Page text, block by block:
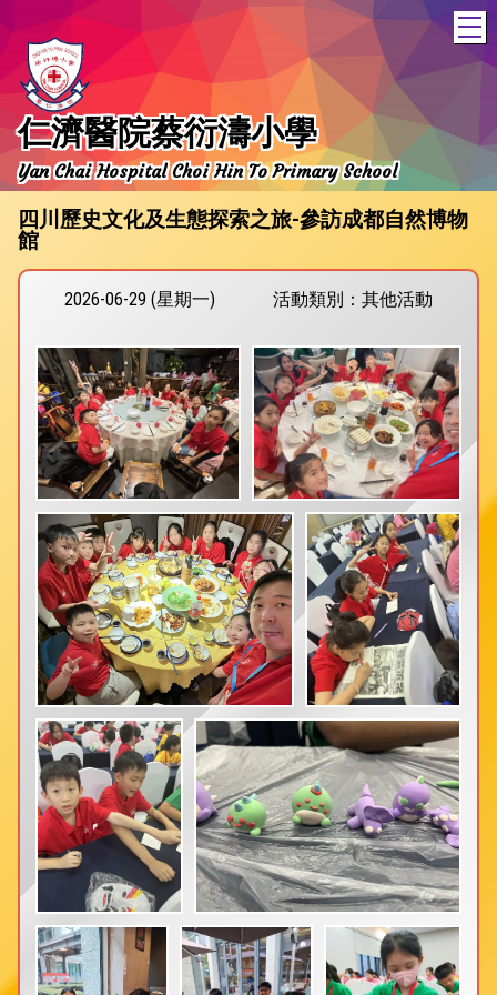
仁濟醫院蔡衍濤小學
Yan Chai Hospital Choi Hin To Primary School
四川歷史文化及生態探索之旅-參訪成都自然博物
館
2026-06-29 (星期一) 活動類別：其他活動